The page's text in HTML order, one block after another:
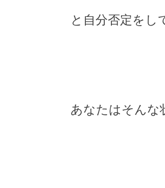
と自分否定をし
あなたはそんな